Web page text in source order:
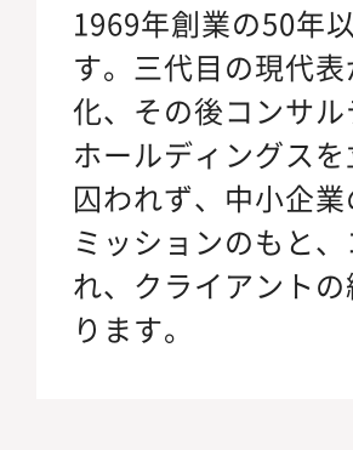
1969年創業の50年
す。三代目の現代
化、その後コンサ
ホールディングス
囚われず、中小企
ミッションのもと
れ、クライアント
ります。